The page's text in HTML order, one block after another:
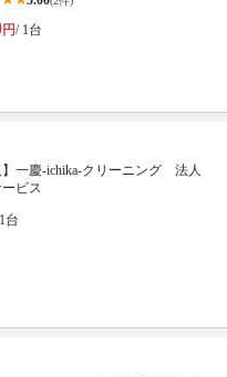
円/ 1台
】一慶-ichika-クリーニング 法人
ビス
台